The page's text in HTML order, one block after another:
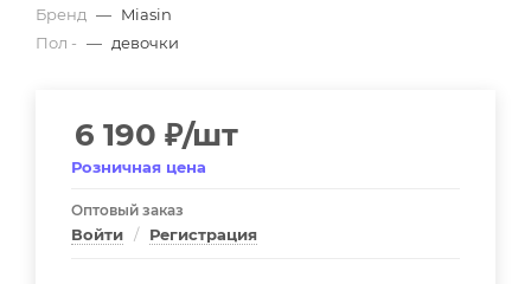
Бренд — Miasin
Пол - — девочки
6 190 ₽/шт
Розничная цена
Оптовый заказ
Войти / Регистрация